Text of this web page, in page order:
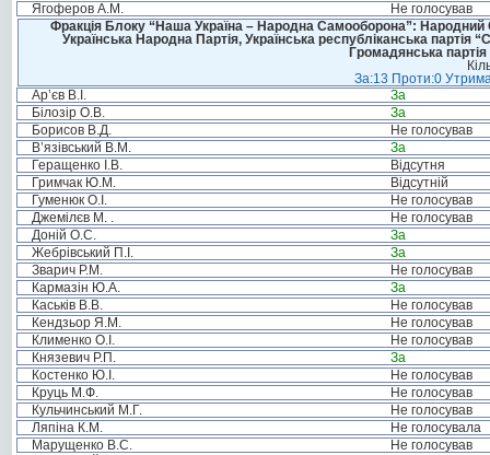
Ягоферов А.М.
Не голосував
Фракція Блоку “Наша Україна – Народна Самооборона”: Народний
Українська Народна Партія, Українська республіканська
Громадянська
За:13 Проти:0
Ар’єв В.І.
За
Білозір О.В.
За
Борисов В.Д.
Не голосував
В’язівський В.М.
За
Геращенко І.В.
Відсутня
Гримчак Ю.М.
Відсутній
Гуменюк О.І.
Не голосував
Джемілєв М. .
Не голосував
Доній О.С.
За
Жебрівський П.І.
За
Зварич Р.М.
Не голосував
Кармазін Ю.А.
За
Каськів В.В.
Не голосував
Кендзьор Я.М.
Не голосував
Клименко О.І.
Не голосував
Князевич Р.П.
За
Костенко Ю.І.
Не голосував
Круць М.Ф.
Не голосував
Кульчинський М.Г.
Не голосував
Ляпіна К.М.
Не голосувала
Марущенко В.С.
Не голосував